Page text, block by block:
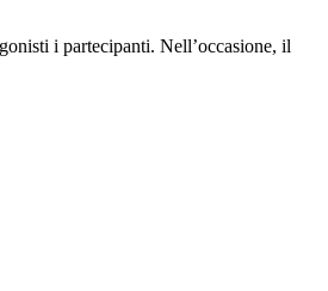
i partecipanti. Nell’occasione, il